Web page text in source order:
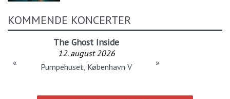
KOMMENDE KONCERTER
The Ghost Inside
12. august 2026
Pumpehuset, København V
« »